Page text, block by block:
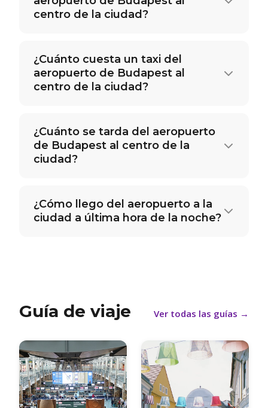
centro de la ciudad?
¿Cuánto cuesta un taxi del
aeropuerto de Budapest al
centro de la ciudad?
¿Cuánto se tarda del aeropuerto
de Budapest al centro de la
ciudad?
¿Cómo llego del aeropuerto a la
ciudad a última hora de la noche?
Guía de viaje Ver todas las guías →